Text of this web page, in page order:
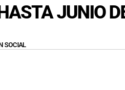
JUNIO
SOCIAL